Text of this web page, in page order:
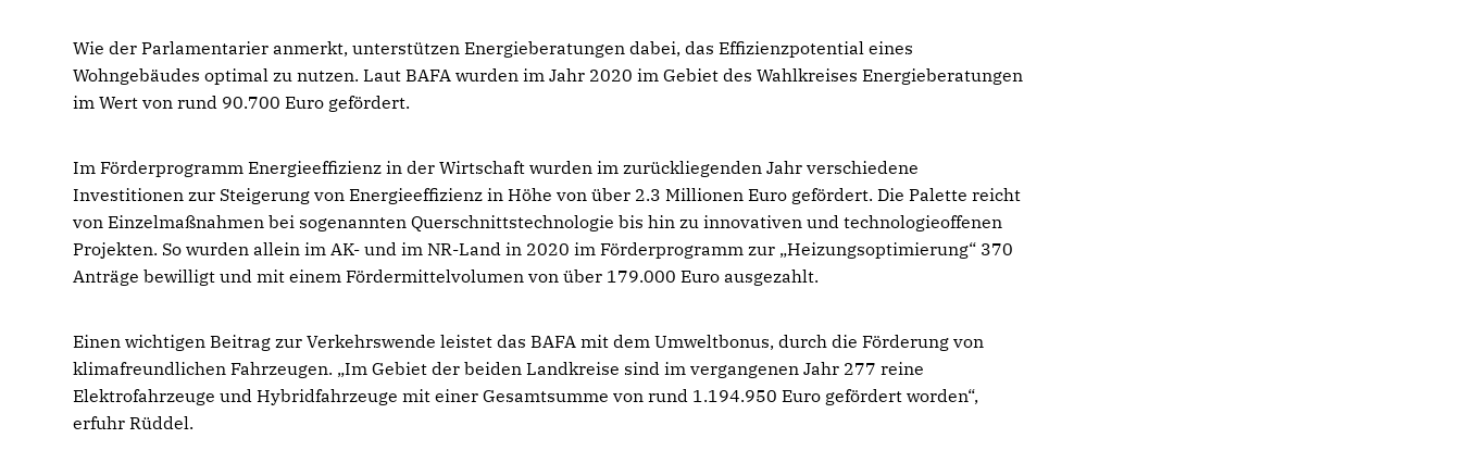
Wie der Parlamentarier anmerkt, unterstützen Energieberatungen dabei, das Effizienzpotential eines
Wohngebäudes optimal zu nutzen. Laut BAFA wurden im Jahr 2020 im Gebiet des Wahlkreises Energieberatungen
im Wert von rund 90.700 Euro gefördert.
Im Förderprogramm Energieeffizienz in der Wirtschaft wurden im zurückliegenden Jahr verschiedene
Investitionen zur Steigerung von Energieeffizienz in Höhe von über 2.3 Millionen Euro gefördert. Die Palette reicht
von Einzelmaßnahmen bei sogenannten Querschnittstechnologie bis hin zu innovativen und technologieoffenen
Projekten. So wurden allein im AK- und im NR-Land in 2020 im Förderprogramm zur „Heizungsoptimierung“ 370
Anträge bewilligt und mit einem Fördermittelvolumen von über 179.000 Euro ausgezahlt.
Einen wichtigen Beitrag zur Verkehrswende leistet das BAFA mit dem Umweltbonus, durch die Förderung von
klimafreundlichen Fahrzeugen. „Im Gebiet der beiden Landkreise sind im vergangenen Jahr 277 reine
Elektrofahrzeuge und Hybridfahrzeuge mit einer Gesamtsumme von rund 1.194.950 Euro gefördert worden“,
erfuhr Rüddel.